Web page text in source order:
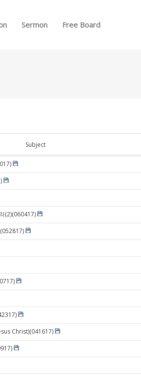
Sermon Free Board
Subject
(2)(060417)
Christ)(041617)